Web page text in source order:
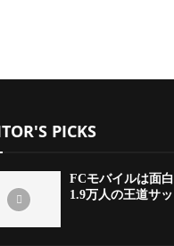
PICKS
FCモバイルは面
1.9万人の王道サ